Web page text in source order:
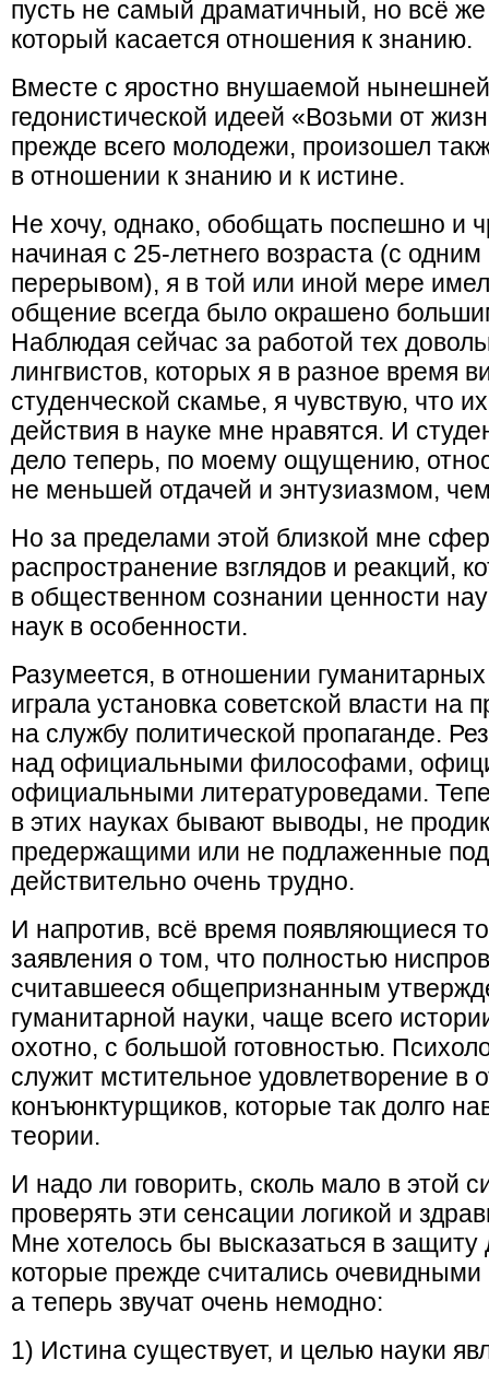
пусть не самый драматичный, но всё
который касается отношения к знанию.
Вместе с яростно внушаемой
гедонистической идеей «Возьми от
прежде всего молодежи, произошел
в отношении к знанию и к истине.
Не хочу, однако, обобщать поспешно и
начиная с 25-летнего возраста (с
перерывом), я в той или иной мере
общение всегда было окрашено
Наблюдая сейчас за работой тех
лингвистов, которых я в разное время
студенческой скамье, я чувствую, что
действия в науке мне нравятся. И
дело теперь, по моему ощущению,
не меньшей отдачей и энтузиазмом,
Но за пределами этой близкой мне
распространение взглядов и реакций,
в общественном сознании ценности
наук в особенности.
Разумеется, в отношении
играла установка советской власти на
на службу политической пропаганде.
над официальными философами,
официальными литературоведами.
в этих науках бывают выводы, не
предержащими или не подлаженные
действительно очень трудно.
И напротив, всё время появляющиеся
заявления о том, что полностью
считавшееся общепризнанным
гуманитарной науки, чаще всего
охотно, с большой готовностью.
служит мстительное удовлетворение в
конъюнктурщиков, которые так долго
теории.
И надо ли говорить, сколь мало в этой
проверять эти сенсации логикой и
Мне хотелось бы высказаться в защиту
которые прежде считались
а теперь звучат очень немодно:
1) Истина существует, и целью науки